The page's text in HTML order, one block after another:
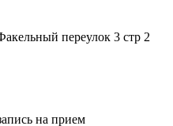
переулок 3 стр 2